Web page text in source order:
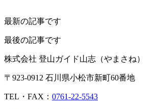
最新の記事です
最後の記事です
株式会社 登山ガイド山志（やまさね）
〒923-0912 石川県小松市新町60番地
TEL・FAX： 0761-22-5543